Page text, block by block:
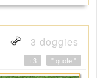
3 doggies
" quote "
+3